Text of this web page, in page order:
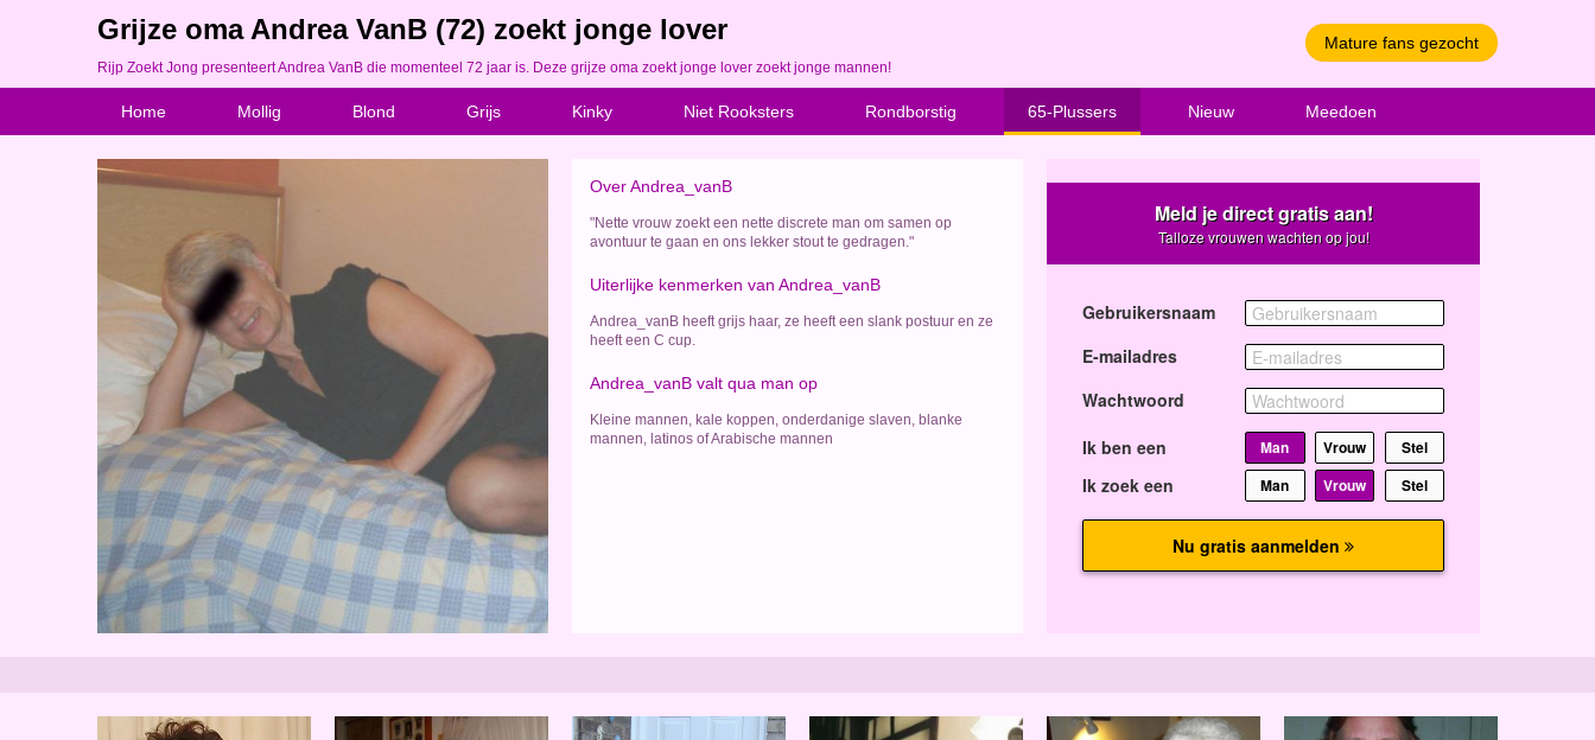
Mature fans gezocht
Grijze oma Andrea VanB (72) zoekt jonge lover
Rijp Zoekt Jong presenteert Andrea VanB die momenteel 72 jaar is. Deze grijze oma zoekt jonge lover zoekt jonge mannen!
Home Mollig Blond Grijs Kinky Niet Rooksters Rondborstig 65-Plussers Nieuw Meedoen
Over Andrea_vanB
"Nette vrouw zoekt een nette discrete man om samen op
avontuur te gaan en ons lekker stout te gedragen."
Uiterlijke kenmerken van Andrea_vanB
Andrea_vanB heeft grijs haar, ze heeft een slank postuur en ze
heeft een C cup.
Andrea_vanB valt qua man op
Kleine mannen, kale koppen, onderdanige slaven, blanke
mannen, latinos of Arabische mannen